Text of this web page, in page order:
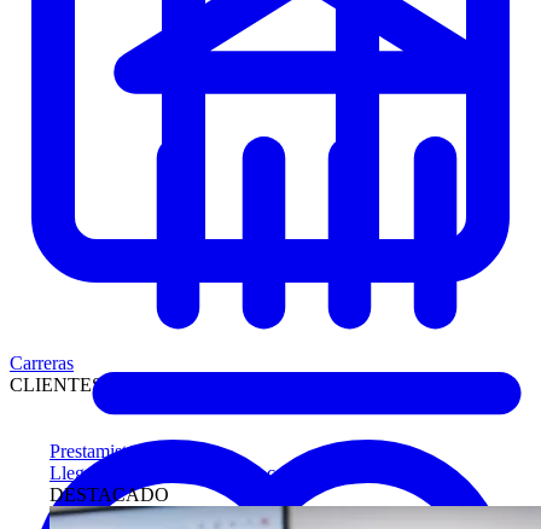
Prestamistas
Llegue antes a compradores calificados
DESTACADO
Carreras
CLIENTES